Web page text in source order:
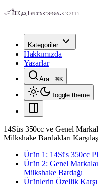
Kategoriler
Hakkımızda
Yazarlar
Ara...⌘K
Toggle theme
14Süs 350cc ve Genel
Milkshake Bardakları
Ürün 1: 14Süs 350cc
Ürün 2: Genel
Milkshake Bardağı
Ürünlerin Özellik